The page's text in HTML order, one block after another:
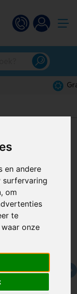
en andere
om
te
onze